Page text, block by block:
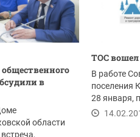
в
области
ТОС вошел
В работе
поселения
28 января,